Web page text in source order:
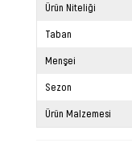
Ürün Niteliği
Taban
Menşei
Sezon
Ürün Malzemesi